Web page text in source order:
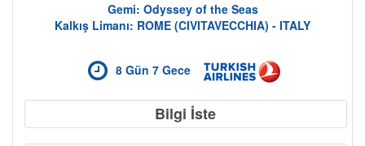
Gemi: Odyssey of the Seas
Kalkış Limanı: ROME (CIVITAVECCHIA) - ITALY
8 Gün 7 Gece
Bilgi İste